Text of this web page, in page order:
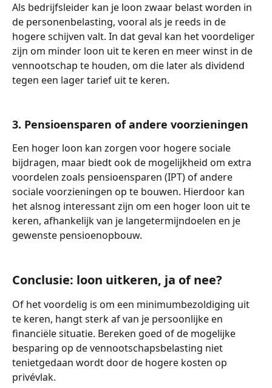
Als bedrijfsleider kan je loon zwaar belast worden in
de personenbelasting, vooral als je reeds in de
hogere schijven valt. In dat geval kan het voordeliger
zijn om minder loon uit te keren en meer winst in de
vennootschap te houden, om die later als dividend
tegen een lager tarief uit te keren.
3. Pensioensparen of andere voorzieningen
Een hoger loon kan zorgen voor hogere sociale
bijdragen, maar biedt ook de mogelijkheid om extra
voordelen zoals pensioensparen (IPT) of andere
sociale voorzieningen op te bouwen. Hierdoor kan
het alsnog interessant zijn om een hoger loon uit te
keren, afhankelijk van je langetermijndoelen en je
gewenste pensioenopbouw.
Conclusie: loon uitkeren, ja of nee?
Of het voordelig is om een minimumbezoldiging uit
te keren, hangt sterk af van je persoonlijke en
financiële situatie. Bereken goed of de mogelijke
besparing op de vennootschapsbelasting niet
tenietgedaan wordt door de hogere kosten op
privévlak.